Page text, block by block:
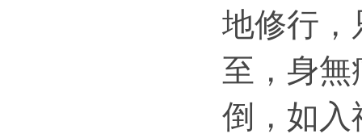
地修行
至，身
倒，如